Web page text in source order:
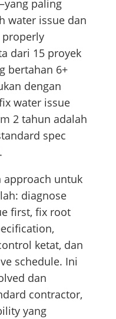
paling
water issue dan
dari 15 proyek
bertahan 6+
dengan
water issue
2 tahun adalah
spec
approach untuk
diagnose
first, fix root
ketat, dan
schedule. Ini
dan
contractor,
yang